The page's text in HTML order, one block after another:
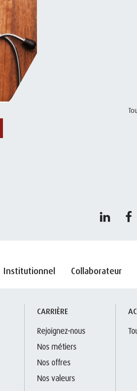
Institutionnel Collaborateur
CARRIÈRE
Rejoignez-nous
Nos métiers
Nos offres
Nos valeurs